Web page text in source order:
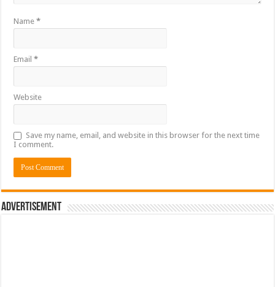
Name*
Email*
Website
Save my name, email, and website in this browser for the next time
I comment.
Advertisement